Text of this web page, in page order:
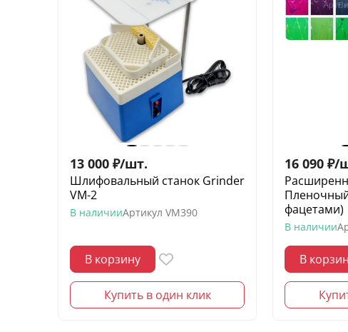
13 000 ₽/шт.
Шлифовальный станок Grinder
VM-2
В наличииАртикул VM390
В корзину
Купить в один клик
16 090 ₽/
фацетами)
В наличии
В